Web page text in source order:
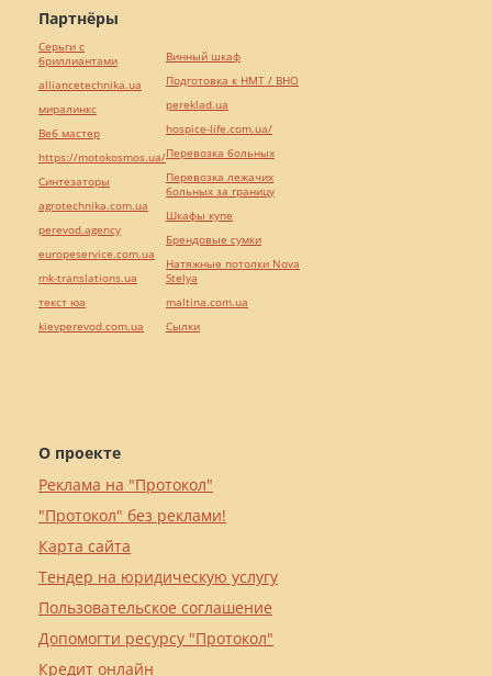
О проекте
Реклама на "Протокол"
"Протокол" без реклами!
Карта сайта
Тендер на юридическую услугу
Пользовательское соглашение
Допомогти ресурсу "Протокол"
Кредит онлайн
Партнёры
Серьги с
бриллиантами
alliancetechnika.ua
миралинкс
Веб мастер
https://motokosmos.ua/
Синтезаторы
agrotechnika.com.ua
perevod.agency
europeservice.com.ua
mk-translations.ua
текст юа
kievperevod.com.ua
Винный шкаф
Подготовка к НМТ / ВНО
pereklad.ua
hospice-life.com.ua/
Перевозка больных
Перевозка лежачих
больных за границу
Шкафы купе
Брендовые сумки
Натяжные потолки Nova
Stelya
maltina.com.ua
Cылки